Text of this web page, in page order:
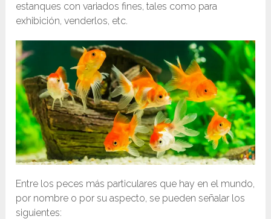
estanques con variados fines, tales como para
exhibición, venderlos, etc.
Entre los peces más particulares que hay en el mundo,
por nombre o por su aspecto, se pueden señalar los
siguientes: